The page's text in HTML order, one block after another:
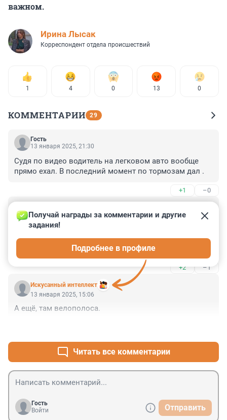
важном.
Ирина Лысак
Корреспондент отдела происшествий
1 4 0 13 0
КОММЕНТАРИИ 29
Гость
13 января 2025, 21:30
Судя по видео водитель на легковом авто вообще
прямо ехал. В последний момент по тормозам дал .
+1 –0
13 января 2025, 17:25
"Оба участника при этом ехали на зеленый."
Зеленая секция в виде стрелки не предоставляет
Да и водила должен при повороте направо должен
занимать крайнюю правую полосу, а не вот это ...
+2 –1
Искусанный интеллект
Получай награды за комментарии и другие
задания!
Подробнее в профиле
13 января 2025, 15:06
А ещё, там велополоса.
Читать все комментарии
Гость
Войти
Отправить